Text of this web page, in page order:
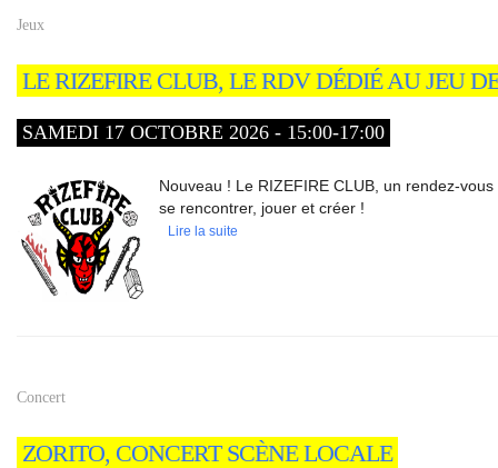
Jeux
LE RIZEFIRE CLUB, LE RDV DÉDIÉ AU JEU
SAMEDI 17 OCTOBRE 2026 - 15:00-17:00
Nouveau ! Le RIZEFIRE CLUB, un rendez-
se rencontrer, jouer et créer !
Lire la suite
Concert
ZORITO, CONCERT SCÈNE LOCALE